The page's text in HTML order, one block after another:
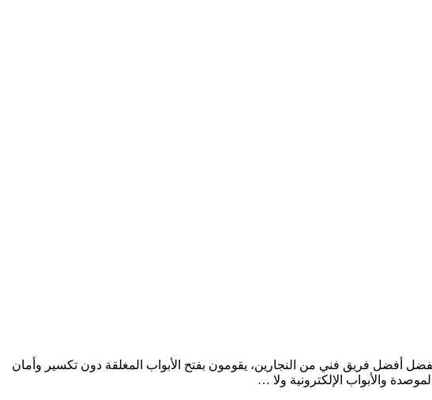
ورخيص فتح قفل توفره شركتنا بفضل أفضل فريق فني من النجارين، يقومون بفتح الأبواب المغلقة دون تكسير وأمان
والأبواب الإلكترونية ولا …